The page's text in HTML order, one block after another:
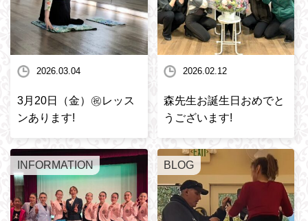
2026.03.04
3月20日（金）㊗️レッス
ンあります!
2026.02.12
森先生お誕生日おめでと
うございます!
INFORMATION BLOG